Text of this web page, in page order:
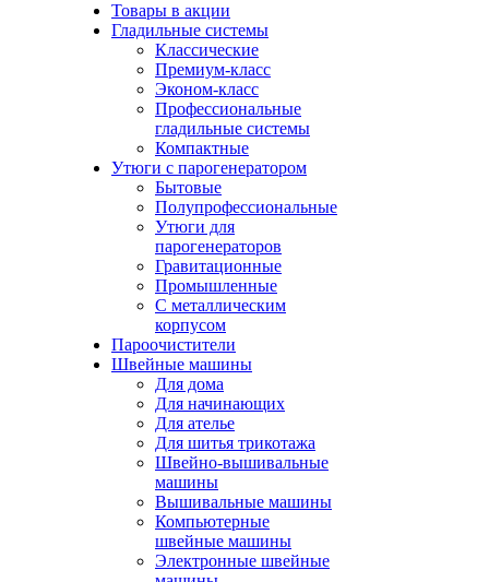
Товары в акции
Гладильные системы
Классические
Премиум-класс
Эконом-класс
Профессиональные
гладильные системы
Компактные
Утюги с парогенератором
Бытовые
Полупрофессиональные
Утюги для
парогенераторов
Гравитационные
Промышленные
С металлическим
корпусом
Пароочистители
Швейные машины
Для дома
Для начинающих
Для ателье
Для шитья трикотажа
Швейно-вышивальные
машины
Вышивальные машины
Компьютерные
швейные машины
Электронные швейные